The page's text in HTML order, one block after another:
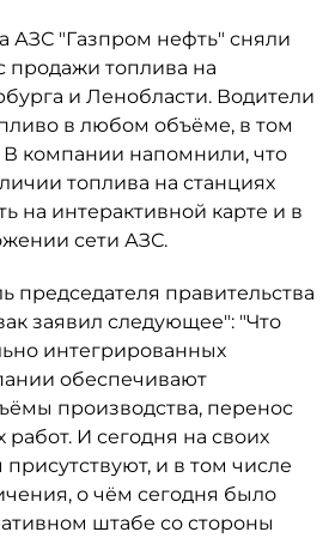
АЗС "Газпром нефть" сняли
продажи топлива на
и Ленобласти. Водители
в любом объёме, в том
В компании напомнили, что
топлива на станциях
на интерактивной карте и в
сети АЗС.
председателя правительства
заявил следующее": "Что
интегрированных
обеспечивают
производства, перенос
И сегодня на своих
и в том числе
о чём сегодня было
штабе со стороны